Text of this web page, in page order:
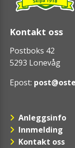
Kontakt oss
Postboks 42
5293 Lonevåg
Epost:
Anleggsinfo
Innmelding
Kontakt oss